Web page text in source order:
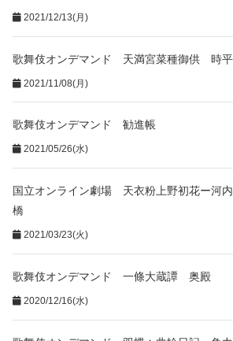
2021/12/13(月)
歌舞伎オンデマンド 天満宮菜種御供 時
2021/11/08(月)
歌舞伎オンデマンド 勧進帳
2021/05/26(水)
国立オンライン劇場 天衣粉上野初花ー河
橋
2021/03/23(火)
歌舞伎オンデマンド 一條大蔵譚 奥殿
2020/12/16(水)